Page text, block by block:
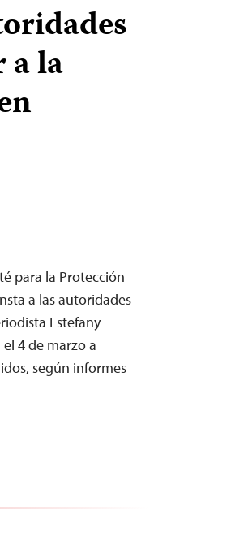
la
para la Protección
a las autoridades
Estefany
4 de marzo a
según informes